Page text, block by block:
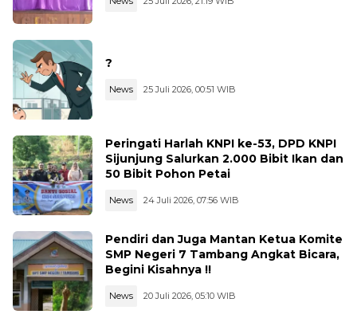
?
News 25 Juli 2026, 00:51 WIB
Peringati Harlah KNPI ke-53, DPD KNPI
Sijunjung Salurkan 2.000 Bibit Ikan dan
50 Bibit Pohon Petai
News 24 Juli 2026, 07:56 WIB
Pendiri dan Juga Mantan Ketua Komite
SMP Negeri 7 Tambang Angkat Bicara,
Begini Kisahnya !!
News 20 Juli 2026, 05:10 WIB